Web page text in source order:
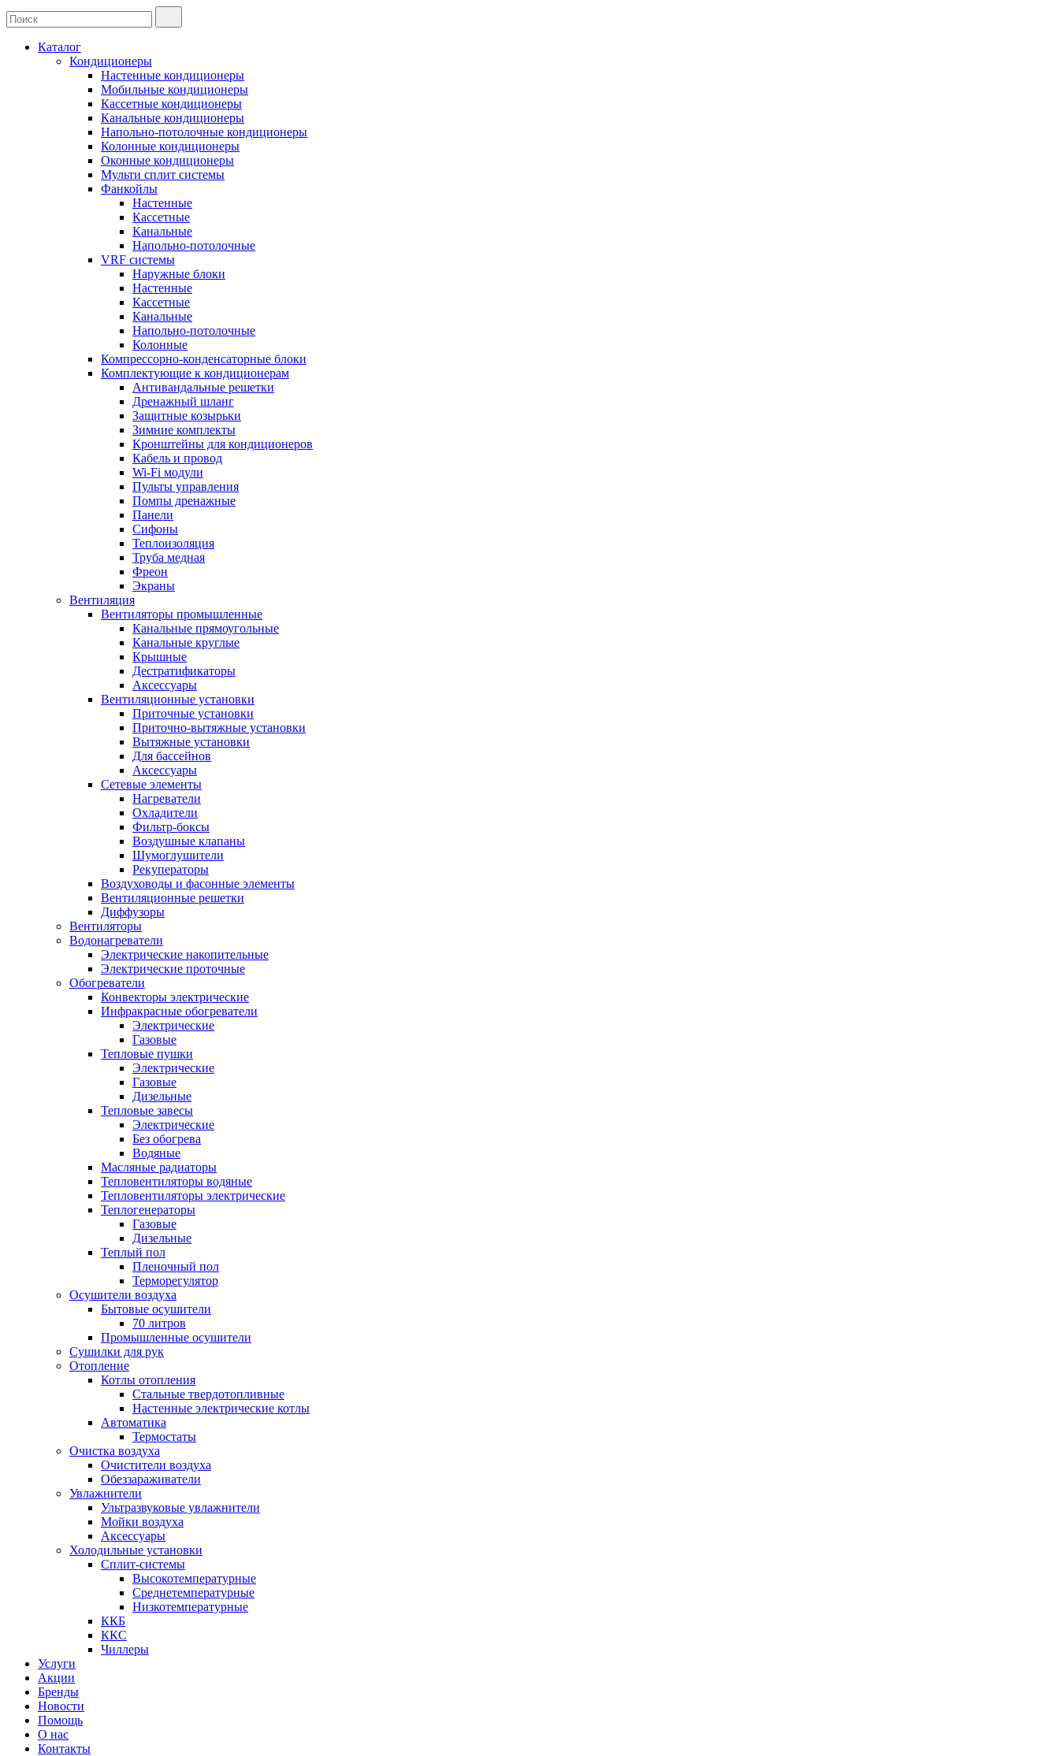
Каталог
Кондиционеры
Настенные кондиционеры
Мобильные кондиционеры
Кассетные кондиционеры
Канальные кондиционеры
Напольно-потолочные кондиционеры
Колонные кондиционеры
Оконные кондиционеры
Мульти сплит системы
Фанкойлы
Настенные
Кассетные
Канальные
Напольно-потолочные
VRF системы
Наружные блоки
Настенные
Кассетные
Канальные
Напольно-потолочные
Колонные
Компрессорно-конденсаторные блоки
Комплектующие к кондиционерам
Антивандальные решетки
Дренажный шланг
Защитные козырьки
Зимние комплекты
Кронштейны для кондиционеров
Кабель и провод
Wi-Fi модули
Пульты управления
Помпы дренажные
Панели
Сифоны
Теплоизоляция
Труба медная
Фреон
Экраны
Вентиляция
Вентиляторы промышленные
Канальные прямоугольные
Канальные круглые
Крышные
Дестратификаторы
Аксессуары
Вентиляционные установки
Приточные установки
Приточно-вытяжные установки
Вытяжные установки
Для бассейнов
Аксессуары
Сетевые элементы
Нагреватели
Охладители
Фильтр-боксы
Воздушные клапаны
Шумоглушители
Рекуператоры
Воздуховоды и фасонные элементы
Вентиляционные решетки
Диффузоры
Вентиляторы
Водонагреватели
Электрические накопительные
Электрические проточные
Обогреватели
Конвекторы электрические
Инфракрасные обогреватели
Электрические
Газовые
Тепловые пушки
Электрические
Газовые
Дизельные
Тепловые завесы
Электрические
Без обогрева
Водяные
Масляные радиаторы
Тепловентиляторы водяные
Тепловентиляторы электрические
Теплогенераторы
Газовые
Дизельные
Теплый пол
Пленочный пол
Терморегулятор
Осушители воздуха
Бытовые осушители
70 литров
Промышленные осушители
Сушилки для рук
Отопление
Котлы отопления
Стальные твердотопливные
Настенные электрические котлы
Автоматика
Термостаты
Очистка воздуха
Очистители воздуха
Обеззараживатели
Увлажнители
Ультразвуковые увлажнители
Мойки воздуха
Аксессуары
Холодильные установки
Сплит-системы
Высокотемпературные
Среднетемпературные
Низкотемпературные
ККБ
ККС
Чиллеры
Услуги
Акции
Бренды
Новости
Помощь
О нас
Контакты